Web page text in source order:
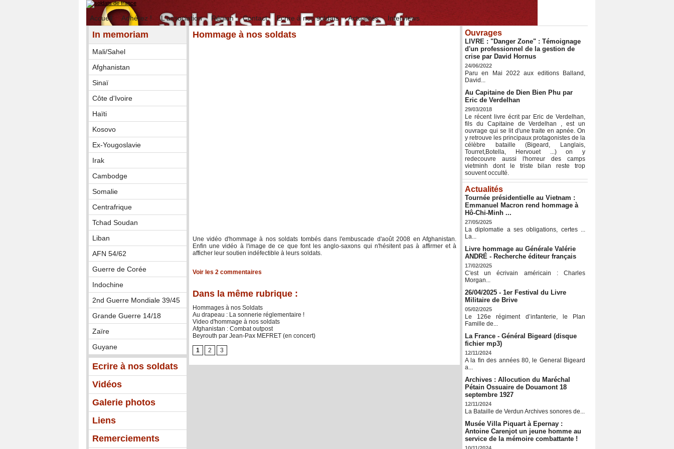
Accueil Adhérez ! L'association Région Contact Ecrire à nos soldats Actualités Interviews
In memoriam
Mali/Sahel
Afghanistan
Sinaï
Côte d'Ivoire
Haïti
Kosovo
Ex-Yougoslavie
Irak
Cambodge
Somalie
Centrafrique
Tchad Soudan
Liban
AFN 54/62
Guerre de Corée
Indochine
2nd Guerre Mondiale 39/45
Grande Guerre 14/18
Zaïre
Guyane
Ecrire à nos soldats
Vidéos
Galerie photos
Liens
Remerciements
Hommage à nos soldats
Une vidéo d'hommage à nos soldats tombés dans l'embuscade d'août 2008 en Afghanistan.
Enfin une vidéo à l'image de ce que font les anglo-saxons qui n'hésitent pas à affirmer et à
afficher leur soutien indéfectible à leurs soldats.
Voir les 2 commentaires
Dans la même rubrique :
Hommages à nos Soldats
Au drapeau : La sonnerie réglementaire !
Video d'hommage à nos soldats
Afghanistan : Combat outpost
Beyrouth par Jean-Pax MEFRET (en concert)
1 2 3
Ouvrages
LIVRE : "Danger Zone" : Témoignage
d'un professionnel de la gestion de
crise par David Hornus
24/06/2022
Paru en Mai 2022 aux editions Balland,
David...
Au Capitaine de Dien Bien Phu par
Eric de Verdelhan
29/03/2018
Le récent livre écrit par Eric de Verdelhan,
fils du Capitaine de Verdelhan , est un
ouvrage qui se lit d'une traite en apnée. On
y retrouve les principaux protagonistes de la
célèbre bataille (Bigeard, Langlais,
Tourret,Botella, Hervouet ...) on y
redecouvre aussi l'horreur des camps
vietminh dont le triste bilan reste trop
souvent occulté.
Actualités
Tournée présidentielle au Vietnam :
Emmanuel Macron rend hommage à
Hô-Chi-Minh ...
27/05/2025
La diplomatie a ses obligations, certes ...
La...
Livre hommage au Générale Valérie
ANDRÉ - Recherche éditeur français
17/02/2025
C'est un écrivain américain : Charles
Morgan...
26/04/2025 - 1er Festival du Livre
Militaire de Brive
05/02/2025
Le 126e régiment d’infanterie, le Plan
Famille de...
La France - Général Bigeard (disque
fichier mp3)
12/11/2024
A la fin des années 80, le General Bigeard
a...
Archives : Allocution du Maréchal
Pétain Ossuaire de Douamont 18
septembre 1927
12/11/2024
La Bataille de Verdun Archives sonores de...
Musée Villa Piquart à Epernay :
Antoine Carenjot un jeune homme au
service de la mémoire combattante !